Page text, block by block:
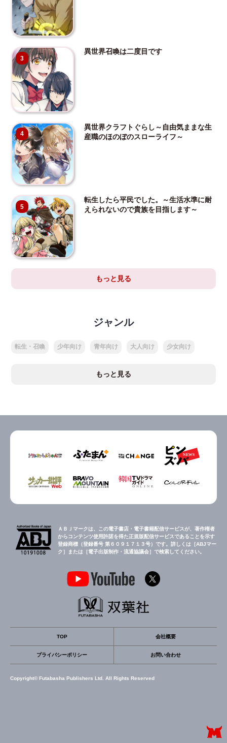
3
異世界召喚は二度目です
4
異世界クラフトぐらし～自由気ままな生
産職のほのぼのスローライフ～
5
転生したら平民でした。～生活水準に耐
えられないので貴族を目指します～
もっと見る
ジャンル
転生・召喚 少年向け 青年向け 大人向け 少女向け
もっと見る
ＡＢＪマークは、この電子書店・電子書籍配信サービスが、著作権者
からコンテンツ使用許諾を得た正規版配信サービスであることを示す
登録商標（登録番号 第６０９１７１３号）です。詳しくは［ABJマー
ク］または［電子出版制作・流通協議会］で検索してください。
TOP 会社概要
プライバシーポリシー お問い合わせ
Copyright© Futabasha Publishers Ltd. All Rights Reserved